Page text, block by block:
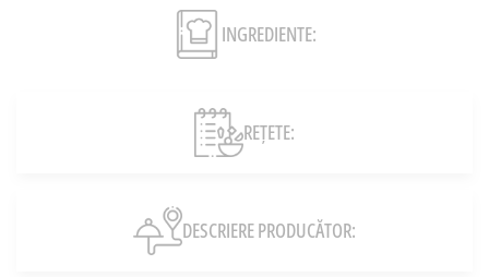
INGREDIENTE:
REȚETE:
DESCRIERE PRODUCĂTOR: